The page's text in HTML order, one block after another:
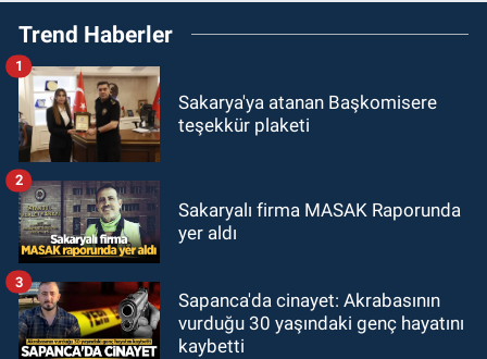
Trend Haberler
Sakarya'ya atanan Başkomisere
teşekkür plaketi
1
Sakaryalı firma MASAK Raporunda
yer aldı
2
Sapanca'da cinayet: Akrabasının
vurduğu 30 yaşındaki genç hayatını
kaybetti
3